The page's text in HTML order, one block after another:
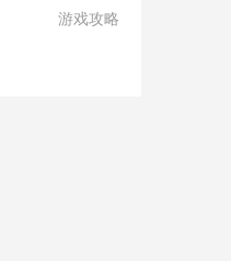
游戏攻略